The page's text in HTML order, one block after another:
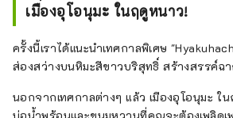
เมืองอุโอนุมะ ในฤดูหนาว!
ครั้งนี้เราได้แนะนำเทศกาลพิเศษ
ส่องสว่างบนหิมะสีขาวบริสุทธิ์ สร้างสรรค์ฉ
นอกจากเทศกาลต่างๆ แล้ว เมืองอุโอนุมะ ใ
บ่อน้ำพุร้อนและขนมหวานที่คุณจะต้องเพลิดเ